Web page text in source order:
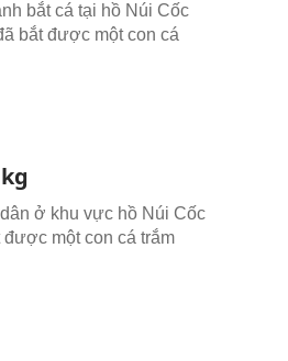
bắt cá tại hồ Núi Cốc
bắt được một con cá
ở khu vực hồ Núi Cốc
một con cá trắm